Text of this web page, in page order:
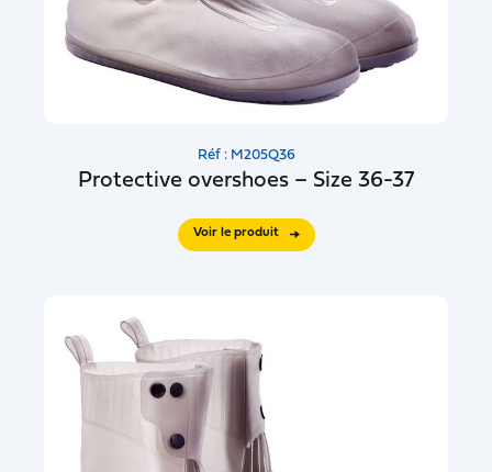
Réf : M205Q36
Protective overshoes – Size 36-37
Voir le produit